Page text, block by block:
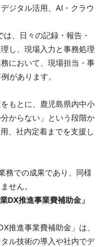
ジタル活用、AI・クラウ
、日々の記録・報告・
し、現場入力と事務処理
において、現場担当・事
があります。
もとに、鹿児島県内中小
からない」という段階か
、社内定着までを支援し
務での成果であり、同様
せん。
DX推進事業費補助金」
推進事業費補助金」は、
ル技術の導入や社内でデ